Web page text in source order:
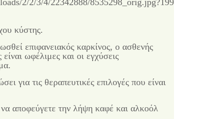
κύστης.
επιφανειακός καρκίνος, ο ασθενής
ωφέλιμες και οι εγχύσεις
για τις θεραπευτικές επιλογές που είναι
αποφεύγετε την λήψη καφέ και αλκοόλ